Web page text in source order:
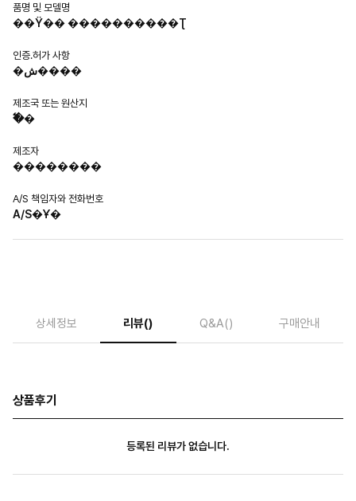
품명 및 모델명
��Ÿ�� ����������Ʈ
인증.허가 사항
�ش����
제조국 또는 원산지
�߱�
제조자
��������
A/S 책임자와 전화번호
A/S�Ұ�
상세정보 리뷰() Q&A() 구매안내
상품후기
등록된 리뷰가 없습니다.